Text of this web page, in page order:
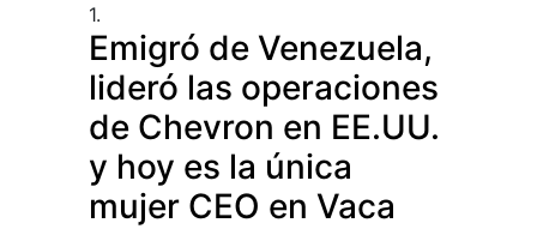
1.
Emigró de Venezuela,
lideró las operaciones
de Chevron en EE.UU.
y hoy es la única
mujer CEO en Vaca